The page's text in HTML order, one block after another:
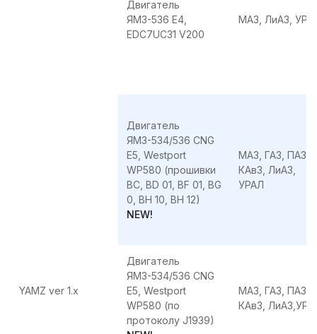
YAMZ ver 1.x
Двигатель
ЯМЗ-536 E4,
EDC7UC31 V200
МАЗ, ЛиАЗ,
Двигатель
ЯМЗ-534/536 CNG
E5, Westport
WP580 (прошивки
BC, BD 01, BF 01, BG
0, BH 10, BH 12)
NEW!
МАЗ, ГАЗ, ПАЗ,
КАвЗ, ЛиАЗ,
УРАЛ
Двигатель
ЯМЗ-534/536 CNG
E5, Westport
WP580 (по
протоколу J1939)
МАЗ, ГАЗ, ПАЗ,
КАвЗ,